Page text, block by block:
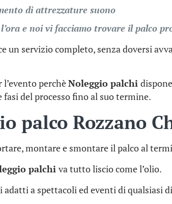
di attrezzature suono
e noi vi facciamo trovare il palco
un servizio completo, senza doversi
l’evento perchèNoleggio palchi
del processo fino al suo termine.
palco Rozzano
montare e smontare il palco al
palchiva tutto liscio come l’olio.
a spettacoli ed eventi di qualsiasi